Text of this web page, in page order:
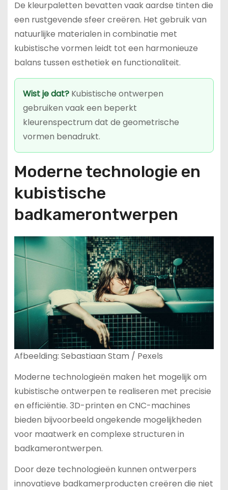
De kleurpaletten bevatten vaak aardse tinten die
een rustgevende sfeer creëren. Het gebruik van
natuurlijke materialen in combinatie met
kubistische vormen leidt tot een harmonieuze
balans tussen esthetiek en functionaliteit.
Wist je dat?Kubistische ontwerpen
gebruiken vaak een beperkt
kleurenspectrum dat de geometrische
vormen benadrukt.
Moderne technologie en
kubistische
badkamerontwerpen
Afbeelding: Sebastiaan Stam / Pexels
Moderne technologieën maken het mogelijk om
kubistische ontwerpen te realiseren met precisie
en efficiëntie. 3D-printen en CNC-machines
bieden bijvoorbeeld ongekende mogelijkheden
voor maatwerk en complexe structuren in
badkamerontwerpen.
Door deze technologieën kunnen ontwerpers
innovatieve badkamerproducten creëren die niet